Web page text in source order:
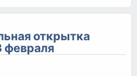
открытка
февраля